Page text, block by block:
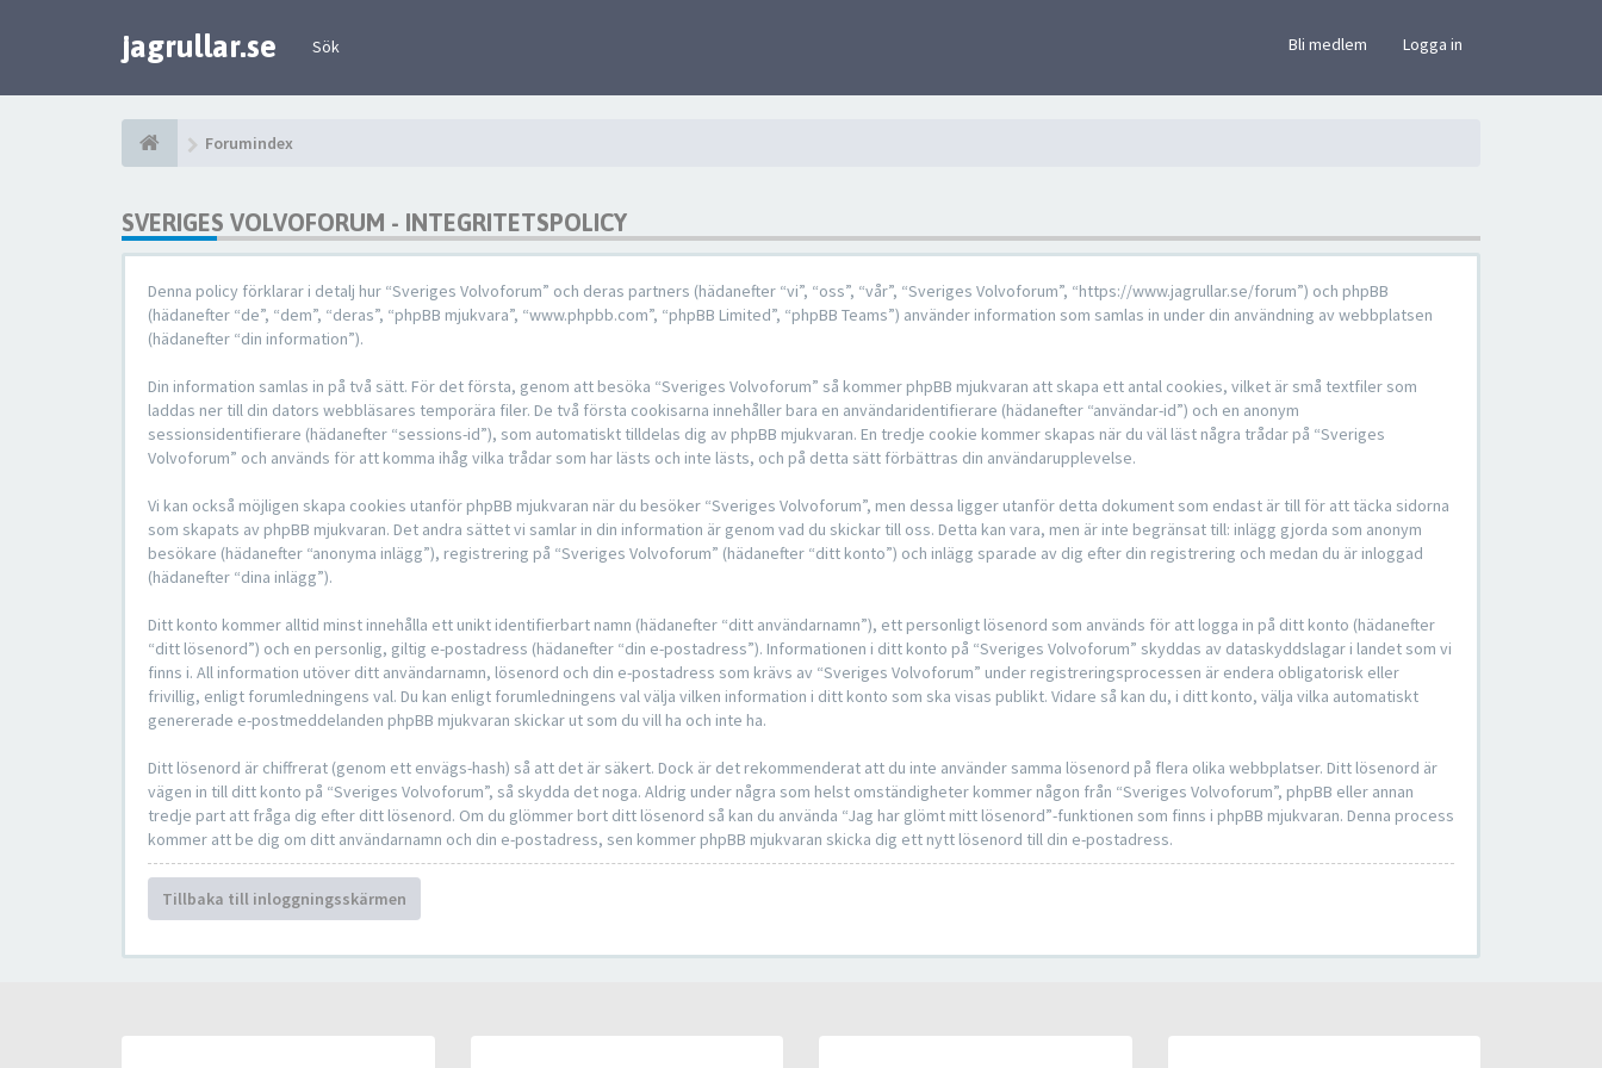
jagrullar.se Sök Bli medlem Logga in
Forumindex
SVERIGES VOLVOFORUM - INTEGRITETSPOLICY
Denna policy förklarar i detalj hur “Sveriges Volvoforum” och deras partners (hädanefter “vi”, “oss”, “vår”, “Sveriges Volvoforum”, “https://www.jagrullar.se/forum”) och phpBB
(hädanefter “de”, “dem”, “deras”, “phpBB mjukvara”, “www.phpbb.com”, “phpBB Limited”, “phpBB Teams”) använder information som samlas in under din användning av webbplatsen
(hädanefter “din information”).
Din information samlas in på två sätt. För det första, genom att besöka “Sveriges Volvoforum” så kommer phpBB mjukvaran att skapa ett antal cookies, vilket är små textfiler som
laddas ner till din dators webbläsares temporära filer. De två första cookisarna innehåller bara en användaridentifierare (hädanefter “användar-id”) och en anonym
sessionsidentifierare (hädanefter “sessions-id”), som automatiskt tilldelas dig av phpBB mjukvaran. En tredje cookie kommer skapas när du väl läst några trådar på “Sveriges
Volvoforum” och används för att komma ihåg vilka trådar som har lästs och inte lästs, och på detta sätt förbättras din användarupplevelse.
Vi kan också möjligen skapa cookies utanför phpBB mjukvaran när du besöker “Sveriges Volvoforum”, men dessa ligger utanför detta dokument som endast är till för att täcka sidorna
som skapats av phpBB mjukvaran. Det andra sättet vi samlar in din information är genom vad du skickar till oss. Detta kan vara, men är inte begränsat till: inlägg gjorda som anonym
besökare (hädanefter “anonyma inlägg”), registrering på “Sveriges Volvoforum” (hädanefter “ditt konto”) och inlägg sparade av dig efter din registrering och medan du är inloggad
(hädanefter “dina inlägg”).
Ditt konto kommer alltid minst innehålla ett unikt identifierbart namn (hädanefter “ditt användarnamn”), ett personligt lösenord som används för att logga in på ditt konto (hädanefter
“ditt lösenord”) och en personlig, giltig e-postadress (hädanefter “din e-postadress”). Informationen i ditt konto på “Sveriges Volvoforum” skyddas av dataskyddslagar i landet som vi
finns i. All information utöver ditt användarnamn, lösenord och din e-postadress som krävs av “Sveriges Volvoforum” under registreringsprocessen är endera obligatorisk eller
frivillig, enligt forumledningens val. Du kan enligt forumledningens val välja vilken information i ditt konto som ska visas publikt. Vidare så kan du, i ditt konto, välja vilka automatiskt
genererade e-postmeddelanden phpBB mjukvaran skickar ut som du vill ha och inte ha.
Ditt lösenord är chiffrerat (genom ett envägs-hash) så att det är säkert. Dock är det rekommenderat att du inte använder samma lösenord på flera olika webbplatser. Ditt lösenord är
vägen in till ditt konto på “Sveriges Volvoforum”, så skydda det noga. Aldrig under några som helst omständigheter kommer någon från “Sveriges Volvoforum”, phpBB eller annan
tredje part att fråga dig efter ditt lösenord. Om du glömmer bort ditt lösenord så kan du använda “Jag har glömt mitt lösenord”-funktionen som finns i phpBB mjukvaran. Denna process
kommer att be dig om ditt användarnamn och din e-postadress, sen kommer phpBB mjukvaran skicka dig ett nytt lösenord till din e-postadress.
Tillbaka till inloggningsskärmen